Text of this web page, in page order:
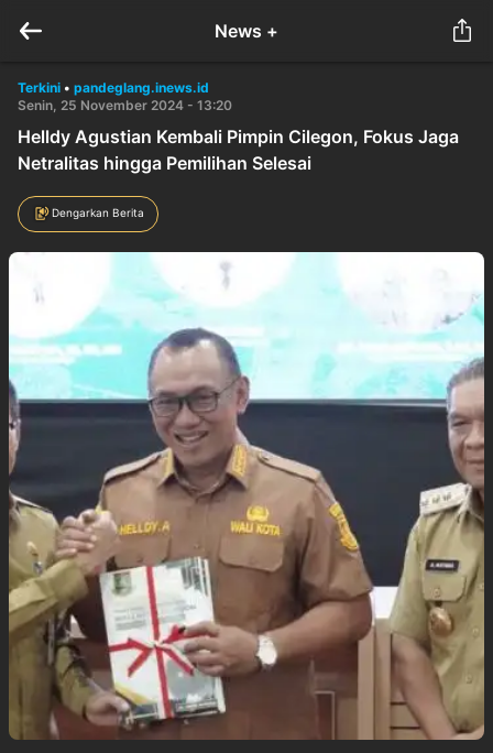
News +
Terkini • pandeglang.inews.id
Senin, 25 November 2024 - 13:20
Helldy Agustian Kembali Pimpin Cilegon, Fokus Jaga
Netralitas hingga Pemilihan Selesai
Dengarkan Berita